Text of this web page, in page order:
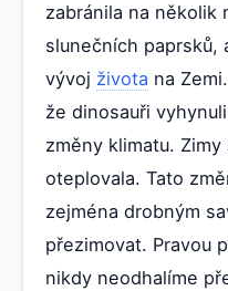
zabránila na několik
slunečních paprsků,
vývoj života na
že dinosauři
změny klimatu.
oteplovala. Tato
zejména drobným
přezimovat. Pravou
nikdy neodhalíme